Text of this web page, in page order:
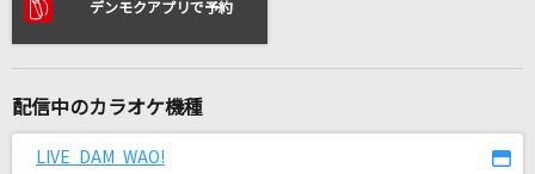
スプラッシュ・マウンテン ジッパ・ディー・ド
デンモクアプリで予約
配信中のカラオケ機種
LIVE DAM WAO!